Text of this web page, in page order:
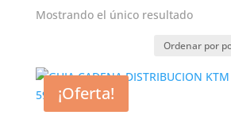
Mostrando el único resultado
¡Oferta!